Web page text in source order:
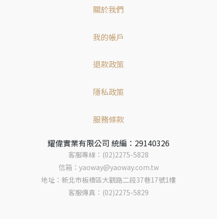
關於我們
我的帳戶
退款政策
隱私政策
服務條款
耀偉實業有限公司 統編：29140326
客服專線：(02)2275-5828
信箱：yaoway@yaoway.com.tw
地址：新北市板橋區大觀路二段37巷17號1樓
客服傳真：(02)2275-5829